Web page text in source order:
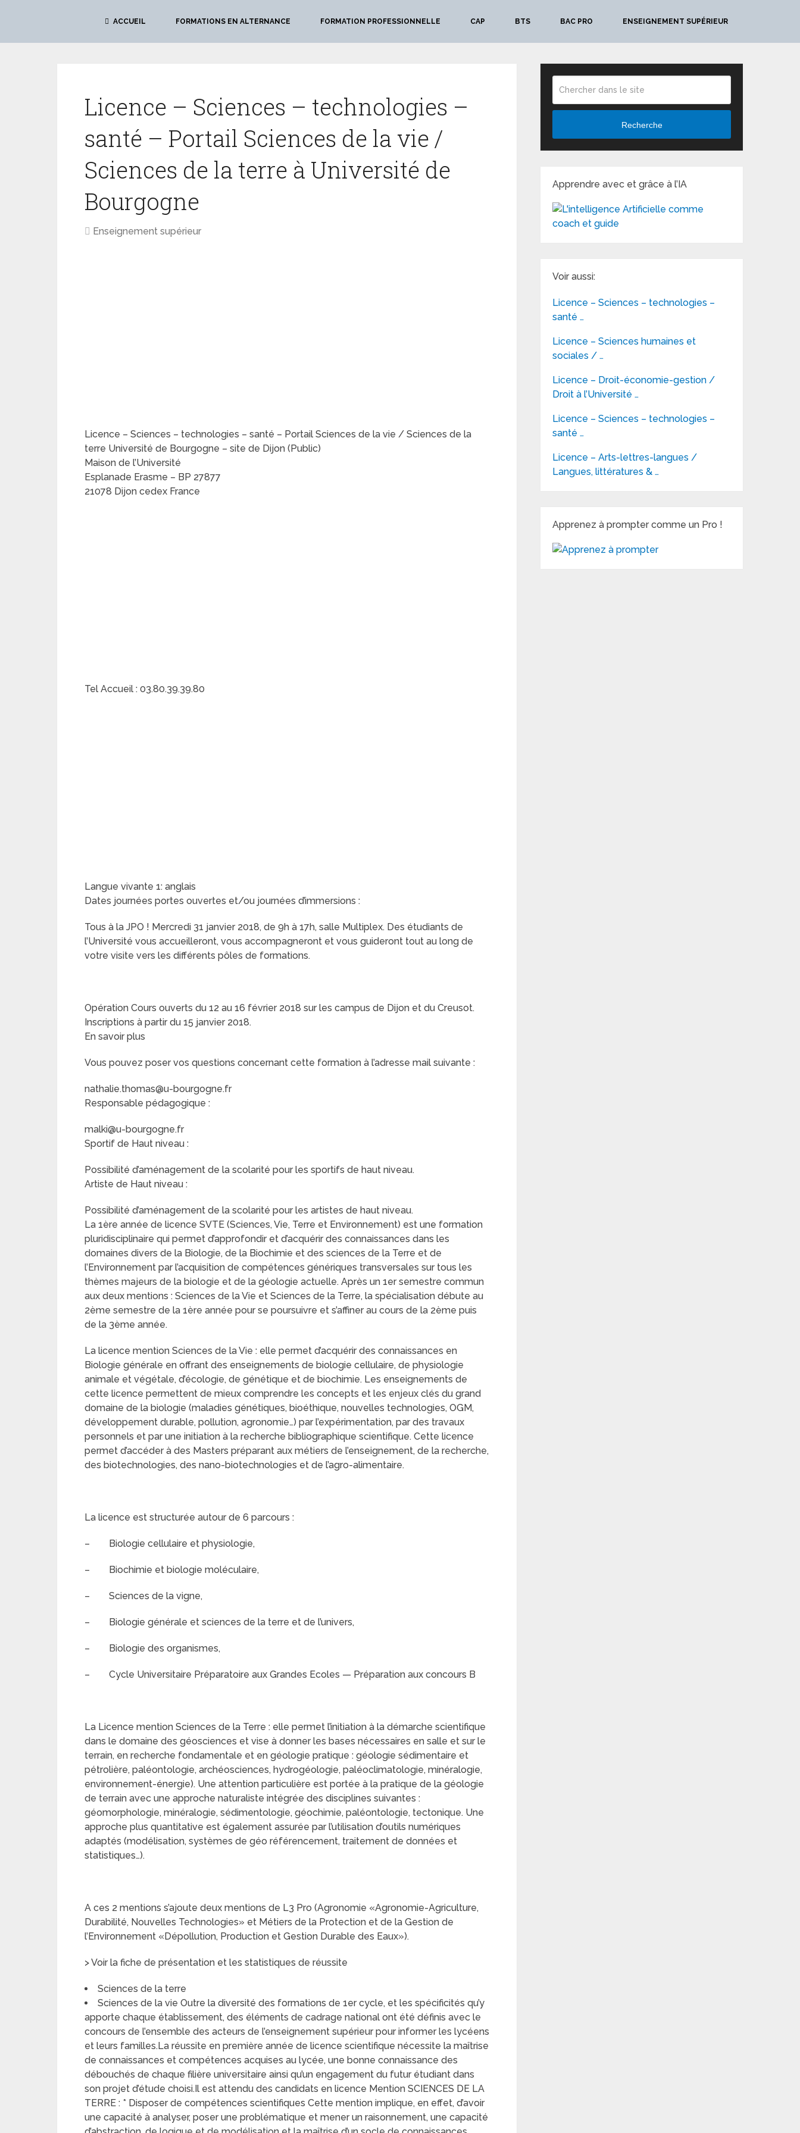
ACCUEIL FORMATIONS EN ALTERNANCE FORMATION PROFESSIONNELLE CAP BTS BAC PRO ENSEIGNEMENT SUPÉRIEUR
Licence – Sciences – technologies –
santé – Portail Sciences de la vie /
Sciences de la terre à Université de
Bourgogne
Enseignement supérieur
Licence – Sciences – technologies – santé – Portail Sciences de la vie / Sciences de la
terre Université de Bourgogne – site de Dijon (Public)
Maison de l’Université
Esplanade Erasme – BP 27877
21078 Dijon cedex France
Tel Accueil : 03.80.39.39.80
Langue vivante 1: anglais
Dates journées portes ouvertes et/ou journées d’immersions :
Tous à la JPO ! Mercredi 31 janvier 2018, de 9h à 17h, salle Multiplex. Des étudiants de
l’Université vous accueilleront, vous accompagneront et vous guideront tout au long de
votre visite vers les différents pôles de formations.
Opération Cours ouverts du 12 au 16 février 2018 sur les campus de Dijon et du Creusot.
Inscriptions à partir du 15 janvier 2018.
En savoir plus
Vous pouvez poser vos questions concernant cette formation à l’adresse mail suivante :
nathalie.thomas@u-bourgogne.fr
Responsable pédagogique :
malki@u-bourgogne.fr
Sportif de Haut niveau :
Possibilité d’aménagement de la scolarité pour les sportifs de haut niveau.
Artiste de Haut niveau :
Possibilité d’aménagement de la scolarité pour les artistes de haut niveau.
La 1ère année de licence SVTE (Sciences, Vie, Terre et Environnement) est une formation
pluridisciplinaire qui permet d’approfondir et d’acquérir des connaissances dans les
domaines divers de la Biologie, de la Biochimie et des sciences de la Terre et de
l’Environnement par l’acquisition de compétences génériques transversales sur tous les
thèmes majeurs de la biologie et de la géologie actuelle. Après un 1er semestre commun
aux deux mentions : Sciences de la Vie et Sciences de la Terre, la spécialisation débute au
2ème semestre de la 1ère année pour se poursuivre et s’affiner au cours de la 2ème puis
de la 3ème année.
La licence mention Sciences de la Vie : elle permet d’acquérir des connaissances en
Biologie générale en offrant des enseignements de biologie cellulaire, de physiologie
animale et végétale, d’écologie, de génétique et de biochimie. Les enseignements de
cette licence permettent de mieux comprendre les concepts et les enjeux clés du grand
domaine de la biologie (maladies génétiques, bioéthique, nouvelles technologies, OGM,
développement durable, pollution, agronomie…) par l’expérimentation, par des travaux
personnels et par une initiation à la recherche bibliographique scientifique. Cette licence
permet d’accéder à des Masters préparant aux métiers de l’enseignement, de la recherche,
des biotechnologies, des nano-biotechnologies et de l’agro-alimentaire.
La licence est structurée autour de 6 parcours :
– Biologie cellulaire et physiologie,
– Biochimie et biologie moléculaire,
– Sciences de la vigne,
– Biologie générale et sciences de la terre et de l’univers,
– Biologie des organismes,
– Cycle Universitaire Préparatoire aux Grandes Ecoles — Préparation aux concours B
La Licence mention Sciences de la Terre : elle permet l’initiation à la démarche scientifique
dans le domaine des géosciences et vise à donner les bases nécessaires en salle et sur le
terrain, en recherche fondamentale et en géologie pratique : géologie sédimentaire et
pétrolière, paléontologie, archéosciences, hydrogéologie, paléoclimatologie, minéralogie,
environnement-énergie). Une attention particulière est portée à la pratique de la géologie
de terrain avec une approche naturaliste intégrée des disciplines suivantes :
géomorphologie, minéralogie, sédimentologie, géochimie, paléontologie, tectonique. Une
approche plus quantitative est également assurée par l’utilisation d’outils numériques
adaptés (modélisation, systèmes de géo référencement, traitement de données et
statistiques…).
A ces 2 mentions s’ajoute deux mentions de L3 Pro (Agronomie «Agronomie-Agriculture,
Durabilité, Nouvelles Technologies» et Métiers de la Protection et de la Gestion de
l’Environnement «Dépollution, Production et Gestion Durable des Eaux»).
> Voir la fiche de présentation et les statistiques de réussite
Sciences de la terre
Sciences de la vie Outre la diversité des formations de 1er cycle, et les spécificités qu’y
apporte chaque établissement, des éléments de cadrage national ont été définis avec le
concours de l’ensemble des acteurs de l’enseignement supérieur pour informer les lycéens
et leurs familles.La réussite en première année de licence scientifique nécessite la maîtrise
de connaissances et compétences acquises au lycée, une bonne connaissance des
débouchés de chaque filière universitaire ainsi qu’un engagement du futur étudiant dans
son projet d’étude choisi.Il est attendu des candidats en licence Mention SCIENCES DE LA
TERRE : * Disposer de compétences scientifiques Cette mention implique, en effet, d’avoir
une capacité à analyser, poser une problématique et mener un raisonnement, une capacité
Recherche
Apprendre avec et grâce à l’IA
Voir aussi:
Licence – Sciences – technologies –
santé …
Licence – Sciences humaines et
sociales / …
Licence – Droit-économie-gestion /
Droit à l’Université …
Licence – Sciences – technologies –
santé …
Licence – Arts-lettres-langues /
Langues, littératures & …
Apprenez à prompter comme un Pro !